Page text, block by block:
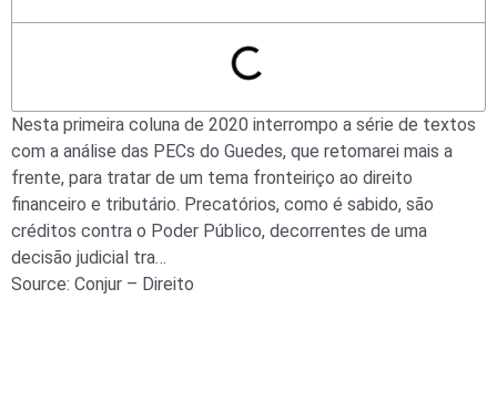
Nesta primeira coluna de 2020 interrompo a série de textos
com a análise das PECs do Guedes, que retomarei mais a
frente, para tratar de um tema fronteiriço ao direito
financeiro e tributário. Precatórios, como é sabido, são
créditos contra o Poder Público, decorrentes de uma
decisão judicial tra…
Source: Conjur – Direito